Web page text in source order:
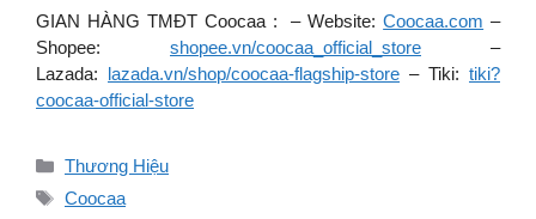
GIAN HÀNG TMĐT Coocaa : – Website:Coocaa.com –
Shopee: shopee.vn/coocaa_official_store –
Lazada: lazada.vn/shop/coocaa-flagship-store – Tiki: tiki?
coocaa-official-store
Danh
mục
Thương Hiệu
Thẻ
Coocaa